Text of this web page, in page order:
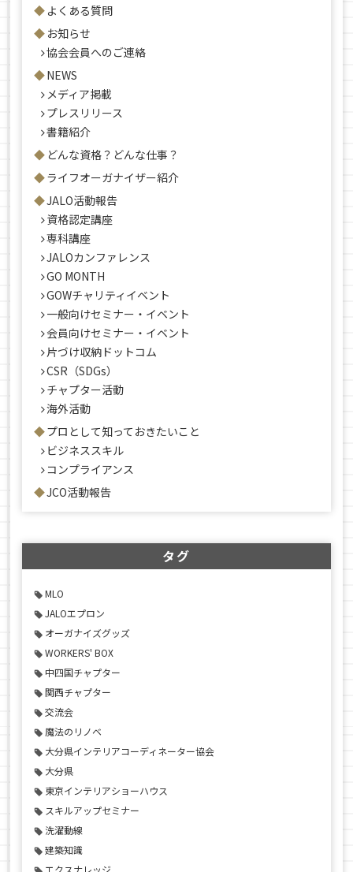
よくある質問
お知らせ
協会会員へのご連絡
NEWS
メディア掲載
プレスリリース
書籍紹介
どんな資格？どんな仕事？
ライフオーガナイザー紹介
JALO活動報告
資格認定講座
専科講座
JALOカンファレンス
GO MONTH
GOWチャリティイベント
一般向けセミナー・イベント
会員向けセミナー・イベント
片づけ収納ドットコム
CSR（SDGs）
チャプター活動
海外活動
プロとして知っておきたいこと
ビジネススキル
コンプライアンス
JCO活動報告
タグ
MLO
JALOエプロン
オーガナイズグッズ
WORKERS' BOX
中四国チャプター
関西チャプター
交流会
魔法のリノベ
大分県インテリアコーディネーター協会
大分県
東京インテリアショーハウス
スキルアップセミナー
洗濯動線
建築知識
エクスナレッジ